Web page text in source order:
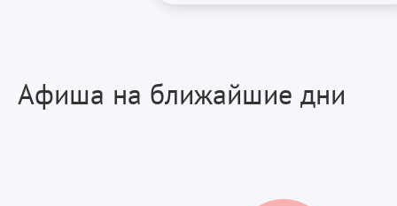
Афиша на ближайшие дни